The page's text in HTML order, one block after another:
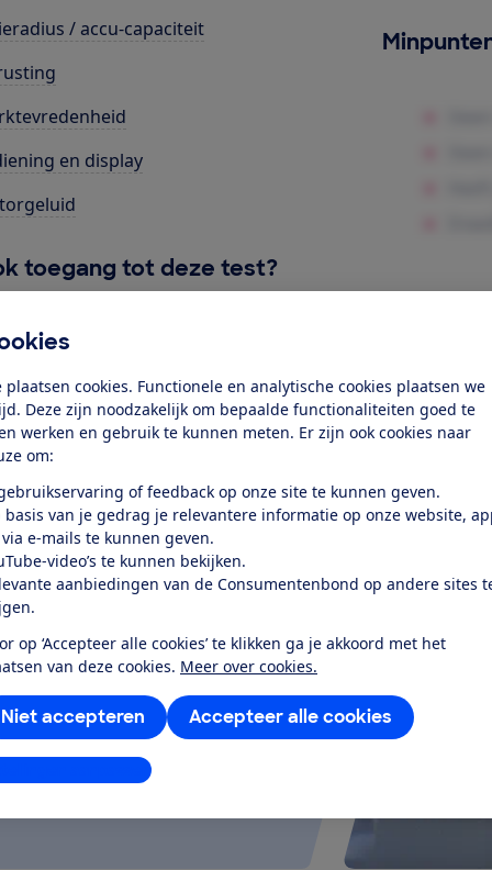
plaatsen cookies. Functionele en analytische cookies plaatsen we
Deze zijn noodzakelijk om bepaalde functionaliteiten goed te
werken en gebruik te kunnen meten. Er zijn ook cookies naar
om:
of feedback op onze site te kunnen geven.
basis van je gedrag je relevantere informatie op onze website,
e-mails te kunnen geven.
video’s te kunnen bekijken.
aanbiedingen van de Consumentenbond op andere sites
op ‘Accepteer alle cookies’ te klikken ga je akkoord met het
van deze cookies. Meer over cookies.
Accepteer alle cookies
Niet accepteren
aanpassen
/ accu-capaciteit
en display
toegang tot deze test?
Al lid? Log in
je ver fietsen op een
kijken of de e-bike op rolletjes